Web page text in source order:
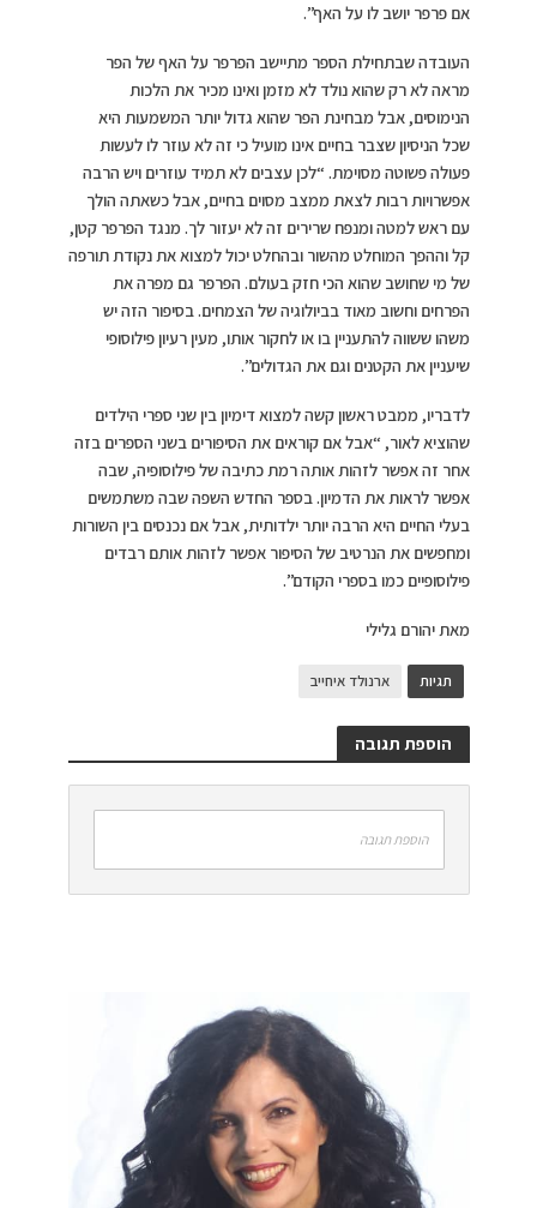
אם פרפר יושב לו על האף”.
העובדה שבתחילת הספר מתיישב הפרפר על האף של הפר
מראה לא רק שהוא נולד לא מזמן ואינו מכיר את הלכות
הנימוסים, אבל מבחינת הפר שהוא גדול יותר המשמעות היא
שכל הניסיון שצבר בחיים אינו מועיל כי זה לא עוזר לו לעשות
פעולה פשוטה מסוימת. “לכן עצבים לא תמיד עוזרים ויש הרבה
אפשרויות רבות לצאת ממצב מסוים בחיים, אבל כשאתה הולך
עם ראש למטה ומנפח שרירים זה לא יעזור לך. מנגד הפרפר קטן,
קל וההפך המוחלט מהשור ובהחלט יכול למצוא את נקודת תורפה
של מי שחושב שהוא הכי חזק בעולם. הפרפר גם מפרה את
הפרחים וחשוב מאוד בביולוגיה של הצמחים. בסיפור הזה יש
משהו ששווה להתעניין בו או לחקור אותו, מעין רעיון פילוסופי
שיעניין את הקטנים וגם את הגדולים”.
לדבריו, ממבט ראשון קשה למצוא דימיון בין שני ספרי הילדים
שהוציא לאור, “אבל אם קוראים את הסיפורים בשני הספרים בזה
אחר זה אפשר לזהות אותה רמת כתיבה של פילוסופיה, שבה
אפשר לראות את הדמיון. בספר החדש השפה שבה משתמשים
בעלי החיים היא הרבה יותר ילדותית, אבל אם נכנסים בין השורות
ומחפשים את הנרטיב של הסיפור אפשר לזהות אותם רבדים
פילוסופיים כמו בספרי הקודם”.
מאת יהורם גלילי
תגיות ארנולד איחייב
הוספת תגובה
הוספת תגובה